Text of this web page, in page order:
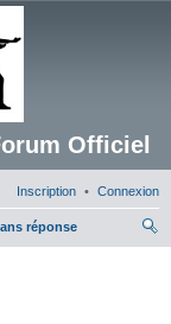
Officiel
Connexion
Inscription
réponse